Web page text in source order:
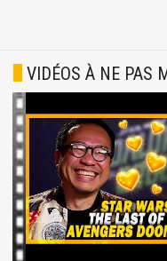
VIDÉOS À NE PAS